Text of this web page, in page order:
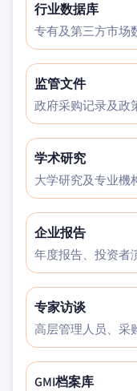
行业数据库
专有及第三方市场
监管文件
政府采购记录及政
学术研究
大学研究及专业機
企业报告
年度报告、投资者
专家访谈
高层管理人员、采
GMI档案库